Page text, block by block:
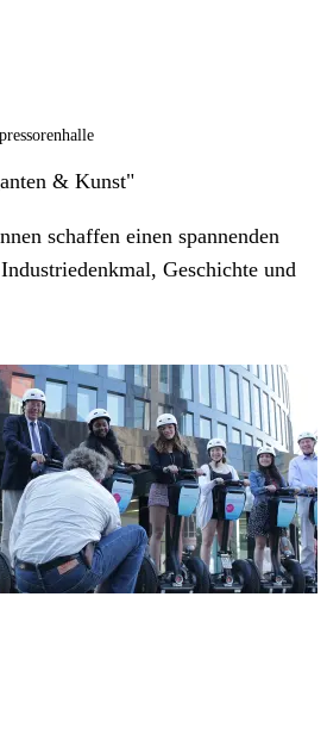
& Kunst"
schaffen einen spannenden
Geschichte und